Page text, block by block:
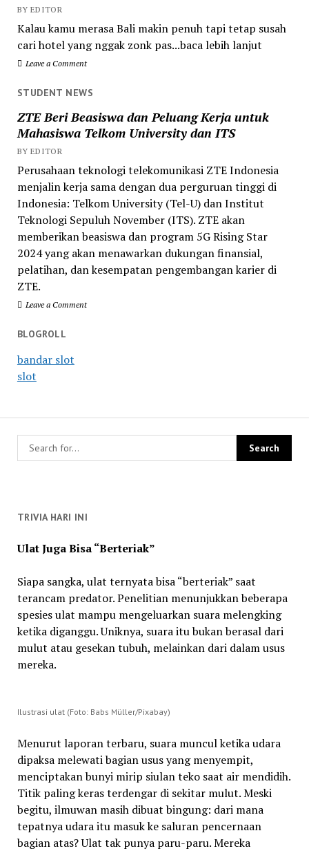
BY EDITOR
Kalau kamu merasa Bali makin penuh tapi tetap susah
cari hotel yang nggak zonk pas...baca lebih lanjut
Leave a Comment
STUDENT NEWS
ZTE Beri Beasiswa dan Peluang Kerja untuk
Mahasiswa Telkom University dan ITS
BY EDITOR
Perusahaan teknologi telekomunikasi ZTE Indonesia
menjalin kerja sama dengan dua perguruan tinggi di
Indonesia: Telkom University (Tel-U) dan Institut
Teknologi Sepuluh November (ITS). ZTE akan
memberikan beasiswa dan program 5G Rising Star
2024 yang akan menawarkan dukungan finansial,
pelatihan, dan kesempatan pengembangan karier di
ZTE.
Leave a Comment
BLOGROLL
bandar slot
slot
TRIVIA HARI INI
Ulat Juga Bisa “Berteriak”
Siapa sangka, ulat ternyata bisa “berteriak” saat
terancam predator. Penelitian menunjukkan beberapa
spesies ulat mampu mengeluarkan suara melengking
ketika diganggu. Uniknya, suara itu bukan berasal dari
mulut atau gesekan tubuh, melainkan dari dalam usus
mereka.
Ilustrasi ulat (Foto: Babs Müller/Pixabay)
Menurut laporan terbaru, suara muncul ketika udara
dipaksa melewati bagian usus yang menyempit,
menciptakan bunyi mirip siulan teko saat air mendidih.
Titik paling keras terdengar di sekitar mulut. Meski
begitu, ilmuwan masih dibuat bingung: dari mana
tepatnya udara itu masuk ke saluran pencernaan
bagian atas? Ulat tak punya paru-paru. Mereka